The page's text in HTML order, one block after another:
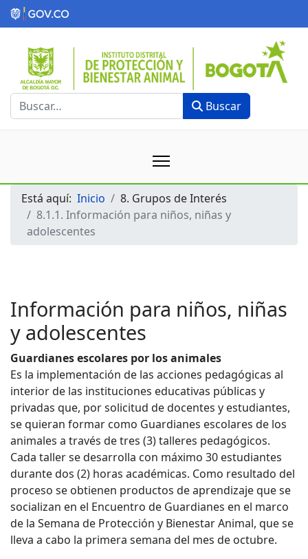
Buscar Buscar
Está aquí: Inicio
8. Grupos de Interés
8.1.1. Información para niños, niñas y
adolescentes
Información para niños, niñas
y adolescentes
Guardianes escolares por los animales
Es la implementación de las acciones pedagógicas al
interior de las instituciones educativas públicas y
privadas que, por solicitud de docentes y estudiantes,
se quieran formar como Guardianes escolares de los
animales a través de tres (3) talleres pedagógicos.
Cada taller se desarrolla con máximo 30 estudiantes
durante dos (2) horas académicas. Como resultado del
proceso se obtienen productos de aprendizaje que se
socializan en el Encuentro de Guardianes en el marco
de la Semana de Protección y Bienestar Animal, que se
lleva a cabo la primera semana del mes de octubre.